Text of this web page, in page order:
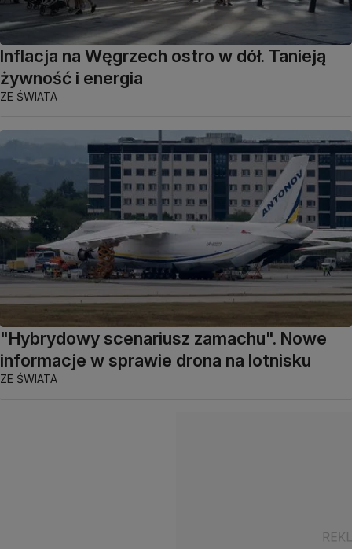
Inflacja na Węgrzech ostro w dół. Tanieją
żywność i energia
ZE ŚWIATA
"Hybrydowy scenariusz zamachu". Nowe
informacje w sprawie drona na lotnisku
ZE ŚWIATA